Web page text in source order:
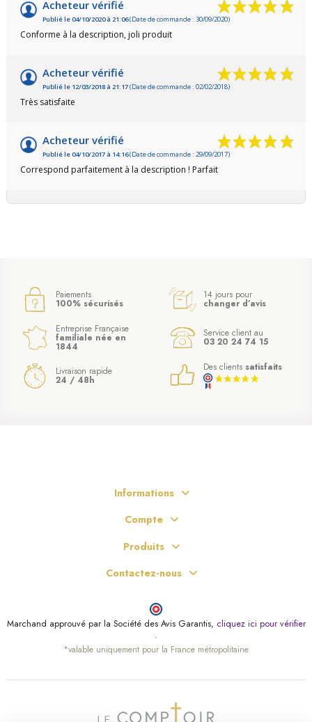
Acheteur vérifié
Publié le 04/10/2020 à 21:06(Date de commande : 30/09/2020)
Conforme à la description, joli produit
Acheteur vérifié
Publié le 12/03/2018 à 21:17(Date de commande : 02/02/2018)
Très satisfaite
Acheteur vérifié
Publié le 04/10/2017 à 14:16(Date de commande : 29/09/2017)
Correspond parfaitement à la description ! Parfait
Paiements
100% sécurisés
14 jours pour
changer d’avis
Entreprise Française
familiale née en
1844
Service client au
03 20 24 74 15
Livraison rapide
24 / 48h
Des clients satisfaits
Informations
Compte
Produits
Contactez-nous
Marchand approuvé par la Société des Avis Garantis, cliquez ici pour vérifier
.
*valable uniquement pour la France métropolitaine